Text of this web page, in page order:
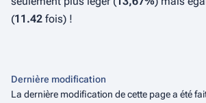
(11.42 fois) !
Dernière modification
La dernière modification de cette page a été